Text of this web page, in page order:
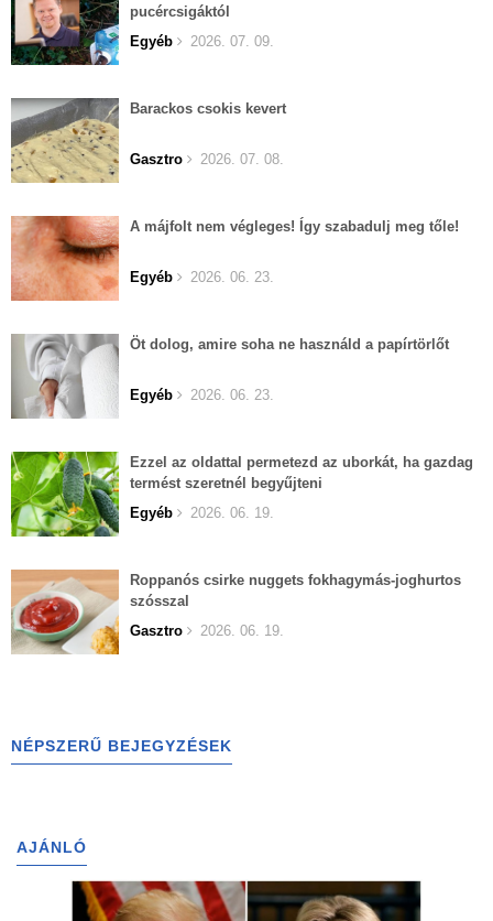
pucércsigáktól
Egyéb
2026. 07. 09.
Barackos csokis kevert
Gasztro 2026. 07. 08.
A májfolt nem végleges! Így szabadulj meg tőle!
Egyéb 2026. 06. 23.
Öt dolog, amire soha ne használd a papírtörlőt
Egyéb 2026. 06. 23.
Ezzel az oldattal permetezd az uborkát, ha gazdag
termést szeretnél begyűjteni
Egyéb
2026. 06. 19.
Roppanós csirke nuggets fokhagymás-joghurtos
szósszal
Gasztro
2026. 06. 19.
NÉPSZERŰ BEJEGYZÉSEK
AJÁNLÓ